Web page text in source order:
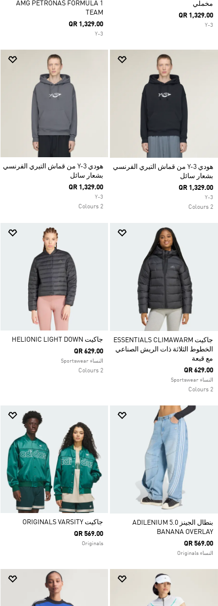
مخملي
QR 1,329.00
Y-3
AMG PETRONAS FORMULA 1
TEAM
QR 1,329.00
Y-3
هودي Y-3 من قماش التيري الفرنسي
بشعار سائل
QR 1,329.00
Y-3
2 Colours
هودي Y-3 من قماش التيري الفرنسي
بشعار سائل
QR 1,329.00
Y-3
2 Colours
جاكيت ESSENTIALS CLIMAWARM
الخطوط الثلاثة ذات الريش الصناعي
مع قبعة
QR 629.00
النساء Sportswear
2 Colours
جاكيت HELIONIC LIGHT DOWN
QR 629.00
النساء Sportswear
2 Colours
بنطال الجينز ADILENIUM 5.0
BANANA OVERLAY
QR 569.00
النساء Originals
جاكيت ORIGINALS VARSITY
QR 569.00
Originals